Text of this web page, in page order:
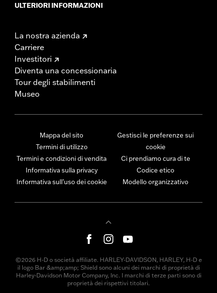
ULTERIORI INFORMAZIONI
La nostra azienda
Carriere
Investitori
Diventa una concessionaria
Tour degli stabilimenti
Museo
Mappa del sito
Termini di utilizzo
Termini e condizioni di vendita
Informativa sulla privacy
Informativa sull’uso dei cookie
Gestisci le preferenze sui
cookie
Ci prendiamo cura di te
Codice etico
Modello organizzativo
©2026 H-D o società affiliate. HARLEY-DAVIDSON, HARLEY, H-D e
il logo Bar &amp;amp; Shield sono alcuni dei marchi di proprietà di
Harley-Davidson Motor Company, Inc. I marchi di terze parti sono di
proprietà dei rispettivi titolari.